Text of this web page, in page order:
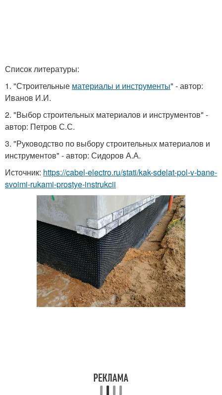
Список литературы:
1. "Строительные материалы и инструменты" - автор:
Иванов И.И.
2. "Выбор строительных материалов и инструментов" -
автор: Петров С.С.
3. "Руководство по выбору строительных материалов и
инструментов" - автор: Сидоров А.А.
Источник: https://cabel-electro.ru/stati/kak-sdelat-pol-v-bane-
svoimi-rukami-prostye-instrukcii